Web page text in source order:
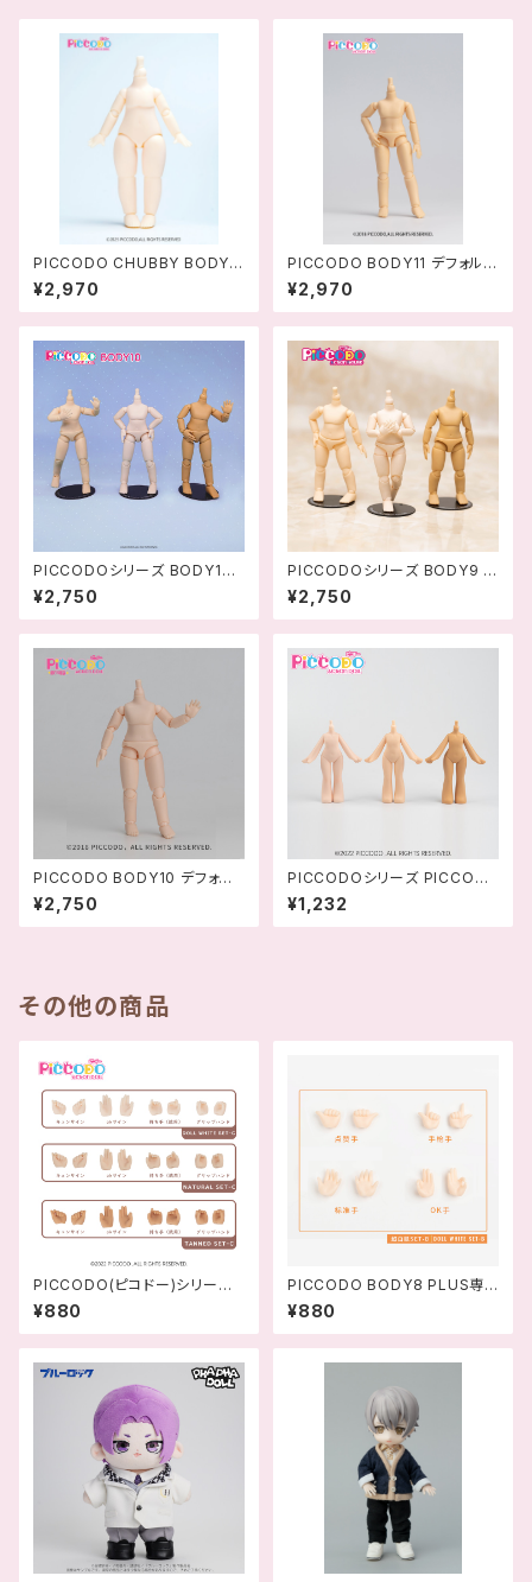
PICCODO CHUBBY BODY
デフォルメドールボディ
¥2,970
PICCODO BODY11 デフォルメ
ドールボディ
¥2,970
PICCODOシリーズ BODY10
デフォルメドールボディ
¥2,750
PICCODOシリーズ BODY9 デ
フォルメドールボディ
¥2,750
PICCODO BODY10 デフォル
メドールボディ VER.2.0
¥2,750
PICCODOシリーズ PICCOD
O CUTE BODY10 デフォルメ
簡易ドールボディ
¥1,232
その他の商品
PICCODO(ピコドー)シリーズ
¥880
PICCODO BODY8 PLUS専
用 交換用手首セットB
¥880